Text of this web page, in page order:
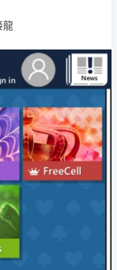
龍